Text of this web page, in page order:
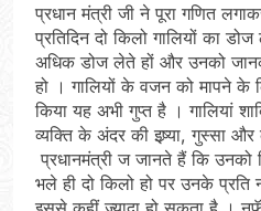
प्रधान मंत्री जी ने पूरा गणित
प्रतिदिन दो किलो गालियों का
अधिक डोज लेते हों और उनको
हो । गालियों के वजन को मापने के
किया यह अभी गुप्त है । गालियां
व्यक्ति के अंदर की इष्र्या, गुस्सा
प्रधानमंत्री ज जानते हैं कि उनको
भले ही दो किलो हो पर उनके